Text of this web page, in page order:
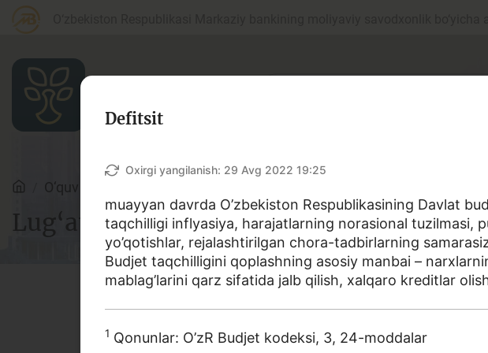
Maqolalar
Bank agentlari uchun Pul
O‘quv qo‘llanmalar
Lug‘at
Ushbu lug‘atda bank va moliya sohasiga oid
Defitsit
Oxirgi yangilanish: 29 Avg 2022 19:25
muayyan davrda O’zbekiston Respublikasining Davlat
taqchilligi inflyasiya, harajatlarning norasional
yo’qotishlar, rejalashtirilgan chora-tadbirlarning
Budjet taqchilligini qoplashning asosiy manbai –
mablag’larini qarz sifatida jalb qilish, xalqaro kreditlar
1 Qonunlar: O’zR Budjet kodeksi, 3, 24-moddalar